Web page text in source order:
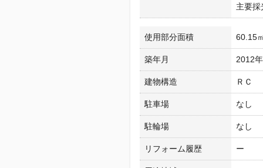
主要採
使用部分面積 60.15
築年月 2012
建物構造 ＲＣ
駐車場 なし
駐輪場 なし
リフォーム履歴 ー